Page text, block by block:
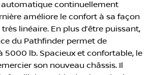
continuellement
améliore le confort à sa façon
linéaire. En plus d’être puissant,
du Pathfinder permet de
5000 lb. Spacieux et confortable, le
son nouveau châssis. Il